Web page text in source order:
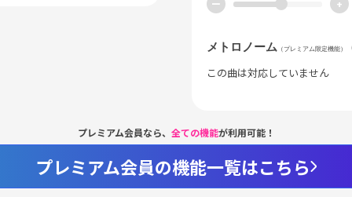
ー +
メトロノーム （プレミアム限定機能）
この曲は対応していません
プレミアム会員なら、 全ての機能が利用可能！
プレミアム会員の機能一覧はこちら